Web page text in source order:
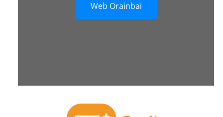
Web Orainbai